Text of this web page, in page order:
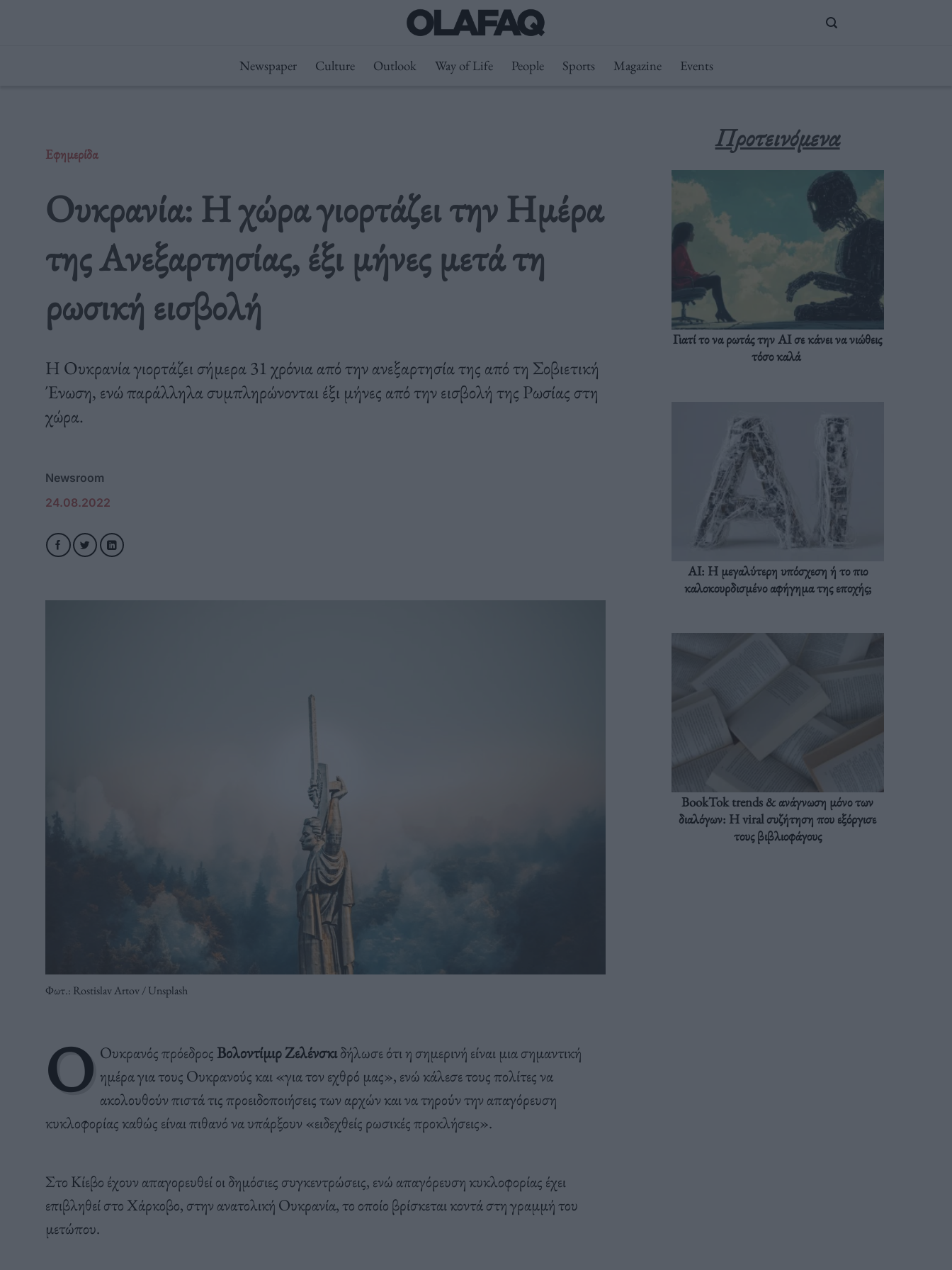
Newspaper Culture Outlook Way of Life People Sports Magazine Events
Εφημερίδα
Ουκρανία: Η χώρα γιορτάζει την Ημέρα
της Ανεξαρτησίας, έξι μήνες μετά τη
ρωσική εισβολή
Η Ουκρανία γιορτάζει σήμερα 31 χρόνια από την ανεξαρτησία της από τη Σοβιετική
Ένωση, ενώ παράλληλα συμπληρώνονται έξι μήνες από την εισβολή της Ρωσίας στη
χώρα.
Newsroom
24.08.2022
Φωτ.: Rostislav Artov / Unsplash
Ο Ουκρανός πρόεδροςΒολοντίμιρ Ζελένσκιδήλωσε ότι η σημερινή είναι μια σημαντική
ημέρα για τους Ουκρανούς και «για τον εχθρό μας», ενώ κάλεσε τους πολίτες να
ακολουθούν πιστά τις προειδοποιήσεις των αρχών και να τηρούν την απαγόρευση
κυκλοφορίας καθώς είναι πιθανό να υπάρξουν «ειδεχθείς ρωσικές προκλήσεις».
Στο Κίεβο έχουν απαγορευθεί οι δημόσιες συγκεντρώσεις, ενώ απαγόρευση κυκλοφορίας έχει
επιβληθεί στο Χάρκοβο, στην ανατολική Ουκρανία, το οποίο βρίσκεται κοντά στη γραμμή του
μετώπου.
Προτεινόμενα
Γιατί το να ρωτάς την AI σε κάνει να νιώθεις
τόσο καλά
AI: Η μεγαλύτερη υπόσχεση ή το πιο
καλοκουρδισμένο αφήγημα της εποχής;
BookTok trends & ανάγνωση μόνο των
διαλόγων: Η viral συζήτηση που εξόργισε
τους βιβλιοφάγους